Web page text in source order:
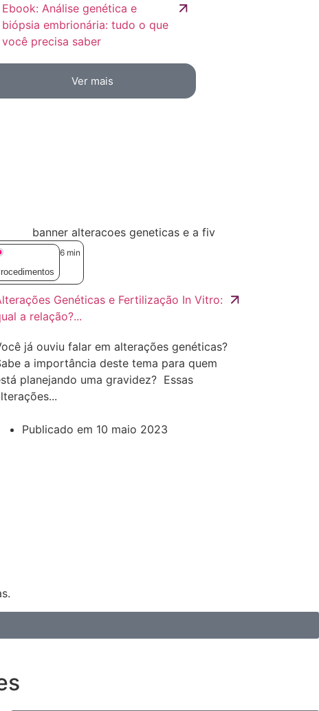
Ebook: Análise genética e
biópsia embrionária: tudo o que
você precisa saber
Ver mais
6 min
Genéticas e Fertilização In Vitro:
a relação?...
já ouviu falar em alterações genéticas?
a importância deste tema para quem
planejando uma gravidez? Essas
Publicado em 10 maio 2023